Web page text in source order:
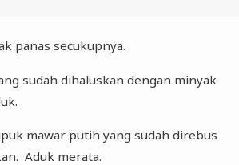
panas secukupnya.
sudah dihaluskan dengan minyak
mawar putih yang sudah direbus
Aduk merata.